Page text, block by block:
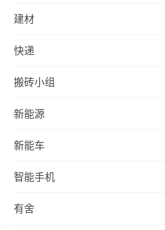
建材
快递
搬砖小组
新能源
新能车
智能手机
有舍